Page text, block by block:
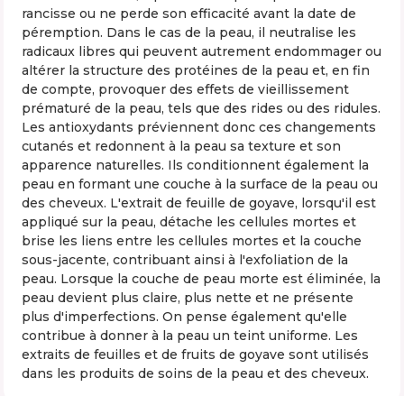
rancisse ou ne perde son efficacité avant la date de
péremption. Dans le cas de la peau, il neutralise les
radicaux libres qui peuvent autrement endommager ou
altérer la structure des protéines de la peau et, en fin
de compte, provoquer des effets de vieillissement
prématuré de la peau, tels que des rides ou des ridules.
Les antioxydants préviennent donc ces changements
cutanés et redonnent à la peau sa texture et son
apparence naturelles. Ils conditionnent également la
peau en formant une couche à la surface de la peau ou
des cheveux. L'extrait de feuille de goyave, lorsqu'il est
appliqué sur la peau, détache les cellules mortes et
brise les liens entre les cellules mortes et la couche
sous-jacente, contribuant ainsi à l'exfoliation de la
peau. Lorsque la couche de peau morte est éliminée, la
peau devient plus claire, plus nette et ne présente
plus d'imperfections. On pense également qu'elle
contribue à donner à la peau un teint uniforme. Les
extraits de feuilles et de fruits de goyave sont utilisés
dans les produits de soins de la peau et des cheveux.